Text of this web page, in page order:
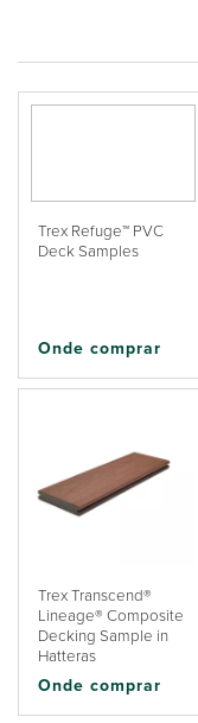
Trex Refuge™ PVC
Deck Samples
Onde comprar
Trex Transcend®
Lineage® Composite
Decking Sample in
Hatteras
Onde comprar